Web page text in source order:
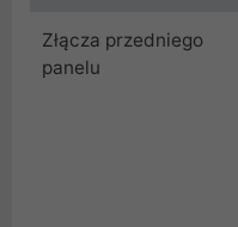
Złącza przedniego
panelu